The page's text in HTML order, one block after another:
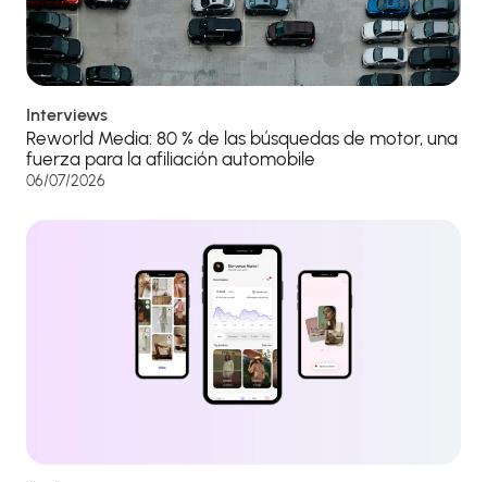
Interviews
Reworld Media: 80 % de las búsquedas de motor, una
fuerza para la afiliación automobile
06/07/2026